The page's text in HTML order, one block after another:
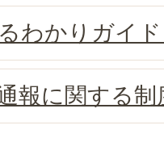
わかりガイ
報に関する